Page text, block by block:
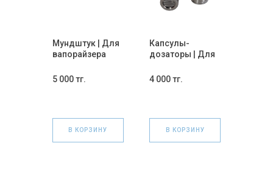
Мундштук | Для
вапорайзера
5 000 тг.
В КОРЗИНУ
Капсулы-
дозаторы | Для
Fenix ​​Mini 1 шт.
4 000 тг.
В КОРЗИНУ